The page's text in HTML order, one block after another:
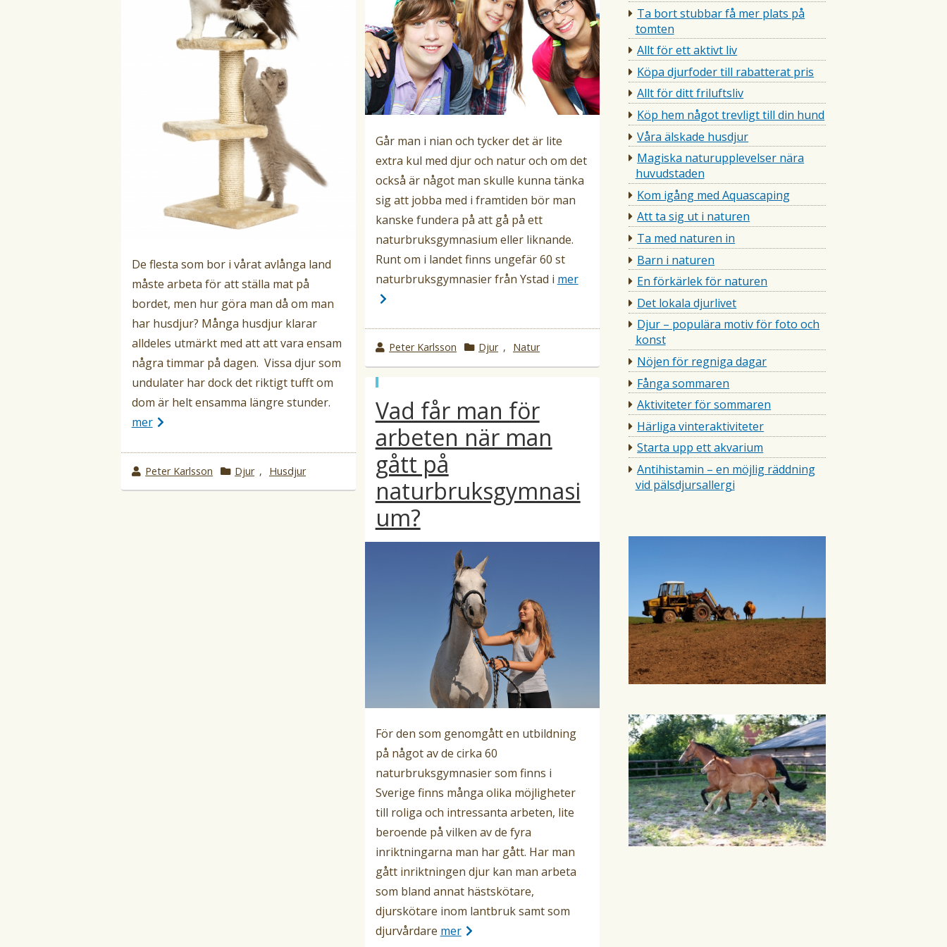
De flesta som bor i vårat avlånga land
måste arbeta för att ställa mat på
bordet, men hur göra man då om man
har husdjur? Många husdjur klarar
alldeles utmärkt med att att vara ensam
några timmar på dagen. Vissa djur som
undulater har dock det riktigt tufft om
dom är helt ensamma längre stunder.
mer
w
r
Peter Karlsson
k
a
Djur , Husdjur
Går man i nian och tycker det är lite
extra kul med djur och natur och om det
också är något man skulle kunna tänka
sig att jobba med i framtiden bör man
kanske fundera på att gå på ett
naturbruksgymnasium eller liknande.
Runt om i landet finns ungefär 60 st
naturbruksgymnasier från Ystad i mer
w
r
t
e
b
y
Peter Karlsson
k
a
g
o
r
i
Djur , Natur
u
b
l
i
c
e
r
a
t
i
Vad får man för
arbeten när man
gått på
naturbruksgymnasi
um?
För den som genomgått en utbildning
på något av de cirka 60
naturbruksgymnasier som finns i
Sverige finns många olika möjligheter
till roliga och intressanta arbeten, lite
beroende på vilken av de fyra
inriktningarna man har gått. Har man
gått inriktningen djur kan man arbeta
som bland annat hästskötare,
djurskötare inom lantbruk samt som
djurvårdare mer
Ta bort stubbar få mer plats på
tomten
Allt för ett aktivt liv
Köpa djurfoder till rabatterat pris
Allt för ditt friluftsliv
Köp hem något trevligt till din hund
Våra älskade husdjur
Magiska naturupplevelser nära
huvudstaden
Kom igång med Aquascaping
Att ta sig ut i naturen
Ta med naturen in
Barn i naturen
En förkärlek för naturen
Det lokala djurlivet
Djur – populära motiv för foto och
konst
Nöjen för regniga dagar
Fånga sommaren
Aktiviteter för sommaren
Härliga vinteraktiviteter
Starta upp ett akvarium
Antihistamin – en möjlig räddning
vid pälsdjursallergi